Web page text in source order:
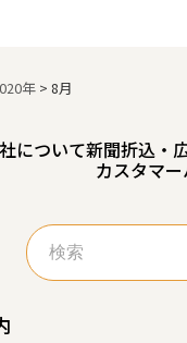
年 >8月
について新聞折込・
カスタマ
検
索: